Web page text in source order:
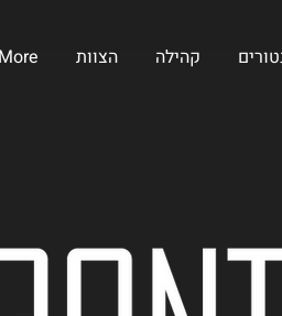
קהילה הצוות More